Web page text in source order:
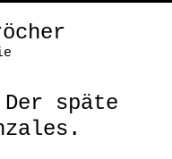
späte